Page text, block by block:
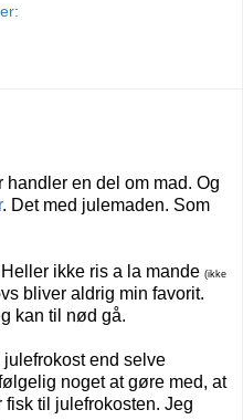
en del om mad. Og
. Det med julemaden. Som
ikke ris a la mande (ikke
bliver aldrig min favorit.
kan til nød gå.
end selve
noget at gøre med, at
til julefrokosten. Jeg